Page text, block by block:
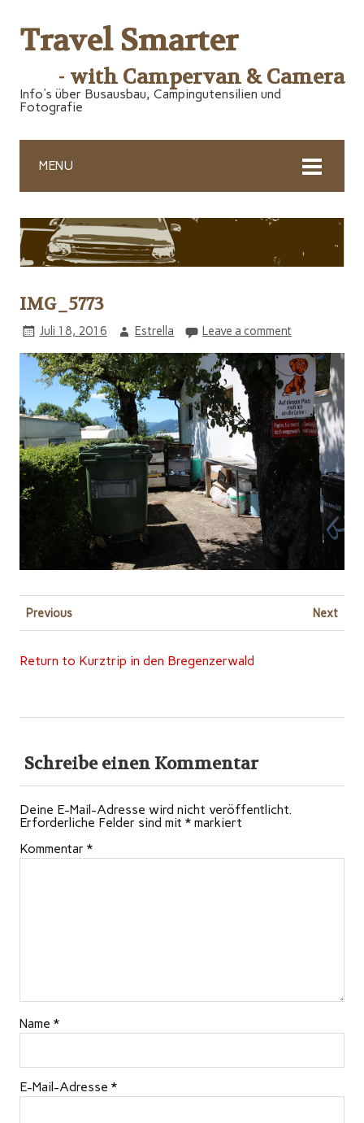
Travel Smarter
- with Campervan & Camera
Info's über Busausbau, Campingutensilien und
Fotografie
MENU
IMG_5773
Juli 18, 2016 Estrella Leave a comment
Previous Next
Return to Kurztrip in den Bregenzerwald
Schreibe einen Kommentar
Deine E-Mail-Adresse wird nicht veröffentlicht.
Erforderliche Felder sind mit * markiert
Kommentar *
Name *
E-Mail-Adresse *